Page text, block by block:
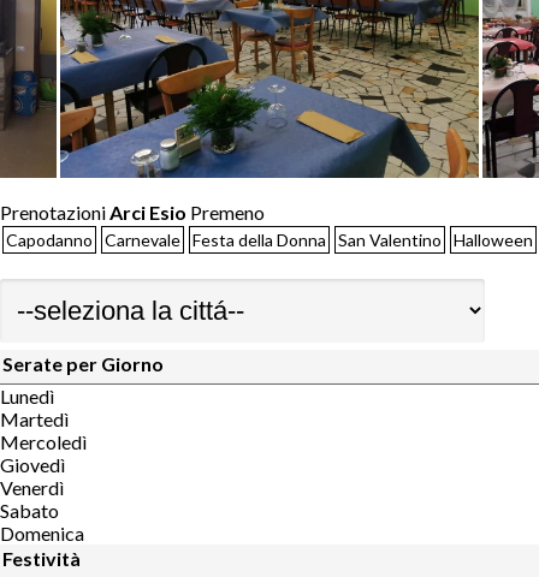
Prenotazioni Arci Esio Premeno
Capodanno Carnevale Festa della Donna San Valentino Halloween
Serate per Giorno
Lunedì
Martedì
Mercoledì
Giovedì
Venerdì
Sabato
Domenica
Festività